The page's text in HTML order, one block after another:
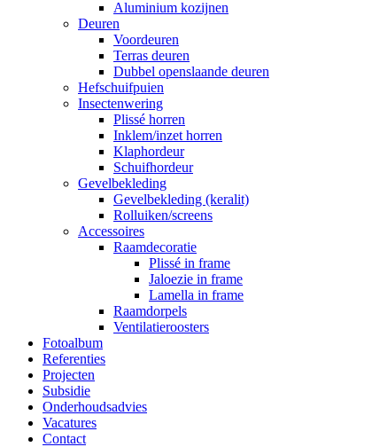
Aluminium kozijnen
Deuren
Voordeuren
Terras deuren
Dubbel openslaande deuren
Hefschuifpuien
Insectenwering
Plissé horren
Inklem/inzet horren
Klaphordeur
Schuifhordeur
Gevelbekleding
Gevelbekleding (keralit)
Rolluiken/screens
Accessoires
Raamdecoratie
Plissé in frame
Jaloezie in frame
Lamella in frame
Raamdorpels
Ventilatieroosters
Fotoalbum
Referenties
Projecten
Subsidie
Onderhoudsadvies
Vacatures
Contact